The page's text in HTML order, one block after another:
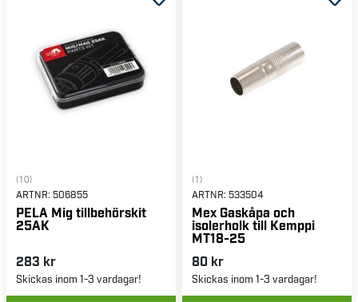
(10)
ARTNR: 506855
PELA Mig tillbehörskit
25AK
283 kr
Skickas inom 1-3 vardagar!
(1)
ARTNR: 533504
Mex Gaskåpa och
isolerholk till Kemppi
MT18-25
80 kr
Skickas inom 1-3 vardagar!